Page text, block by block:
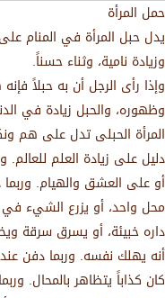
حمل المرأة
يدل حبل المرأة في المنام
وزيادة نامية، وثناء حسناً.
وإذا رأى الرجل أن به حبلاً
وظهوره، والحبل زيادة في
المرأة الحبلى تدل على هم
دليل على زيادة العلم
أو على العشق والهيام.
محل واحد، أو يزرع الشيء
داره خبيئة، أو يسرق سرقة
أنه يهلك نفسه. وربما دفن
كان كذاباً يتظاهر بالمحال.